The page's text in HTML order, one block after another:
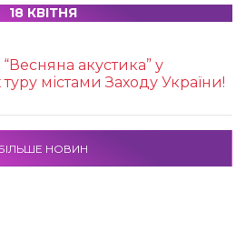
18 КВІТНЯ
акустика” у
містами Заходу України!
НОВИН